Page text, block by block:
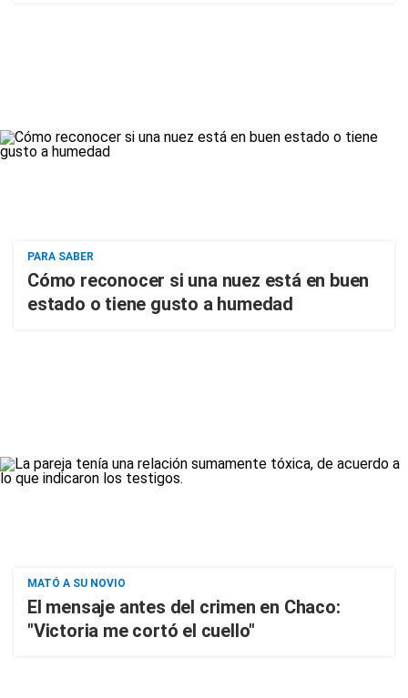
PARA SABER
Cómo reconocer si una nuez está en buen
estado o tiene gusto a humedad
MATÓ A SU NOVIO
El mensaje antes del crimen en Chaco:
"Victoria me cortó el cuello"